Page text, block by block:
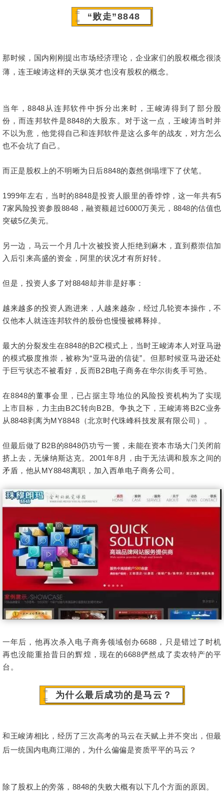
“败走”8848
那时候，国内刚刚提出市场经济理论，企业家们的股权概念很淡
薄，连王峻涛这样的天纵英才也没有股权的概念。
当年，8848从连邦软件中拆分出来时， 王峻涛得到了部分股
份，而连邦软件是8848的大股东。对于这一点， 王峻涛当时并
不以为意，他觉得自己和连邦软件是这么多年的战友，对方怎么
也不会坑了自己。
而正是股权上的不明晰为日后8848的轰然倒塌埋下了伏笔。
1999年左右，当时的8848是投资人眼里的香饽饽，这一年共有5
7家风险投资参股8848，融资额超过6000万美元，8848的估值也
突破5亿美元。
另一边，马云一个月几十次被投资人拒绝到麻木，直到蔡崇信加
入后引来高盛的资金，阿里的状况才有所好转。
但是，投资人多了对8848却并非是好事：
越来越多的投资人跑进来，人越来越杂，经过几轮资本操作，不
仅他本人就连连邦软件的股份也慢慢被稀释掉。
最大的分裂发生在8848的B2C模式上，当时王峻涛本人对亚马逊
的模式极度推崇，被称为“亚马逊的信徒”。但那时候亚马逊还处
于巨亏状态不被看好，反而B2B电子商务在华尔街炙手可热。
在8848的董事会里，已占据主导地位的风险投资机构为了实现
上市目标，力主由B2C转向B2B。争执之下，王峻涛将B2C业务
从8848剥离为MY8848（北京时代珠峰科技发展有限公司）。
但最后做了B2B的8848仍功亏一篑，未能在资本市场大门关闭前
挤上去，无缘纳斯达克。2001年8月，由于无法调和股东之间的
矛盾，他从MY8848离职，加入西单电子商务公司。
一年后，他再次杀入电子商务领域创办6688，只是错过了时机
再也没能重拾昔日的辉煌，现在的6688俨然成了卖农特产的平
台。
为什么最后成功的是马云？
和王峻涛相比，经历了三次高考的马云在天赋上并不突出，但最
后一统国内电商江湖的，为什么偏偏是资质平平的马云？
除了股权上的旁落，8848的失败大概有以下几个方面的原因。